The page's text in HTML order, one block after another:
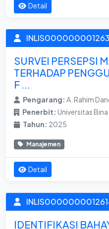
Detail
SURVEI PERSEPSI
TERHADAP
F ...
Pengarang: A. Rahim
Penerbit: Universitas Bina
Tahun: 2025
Manajemen
Detail
IDENTIFIKASI